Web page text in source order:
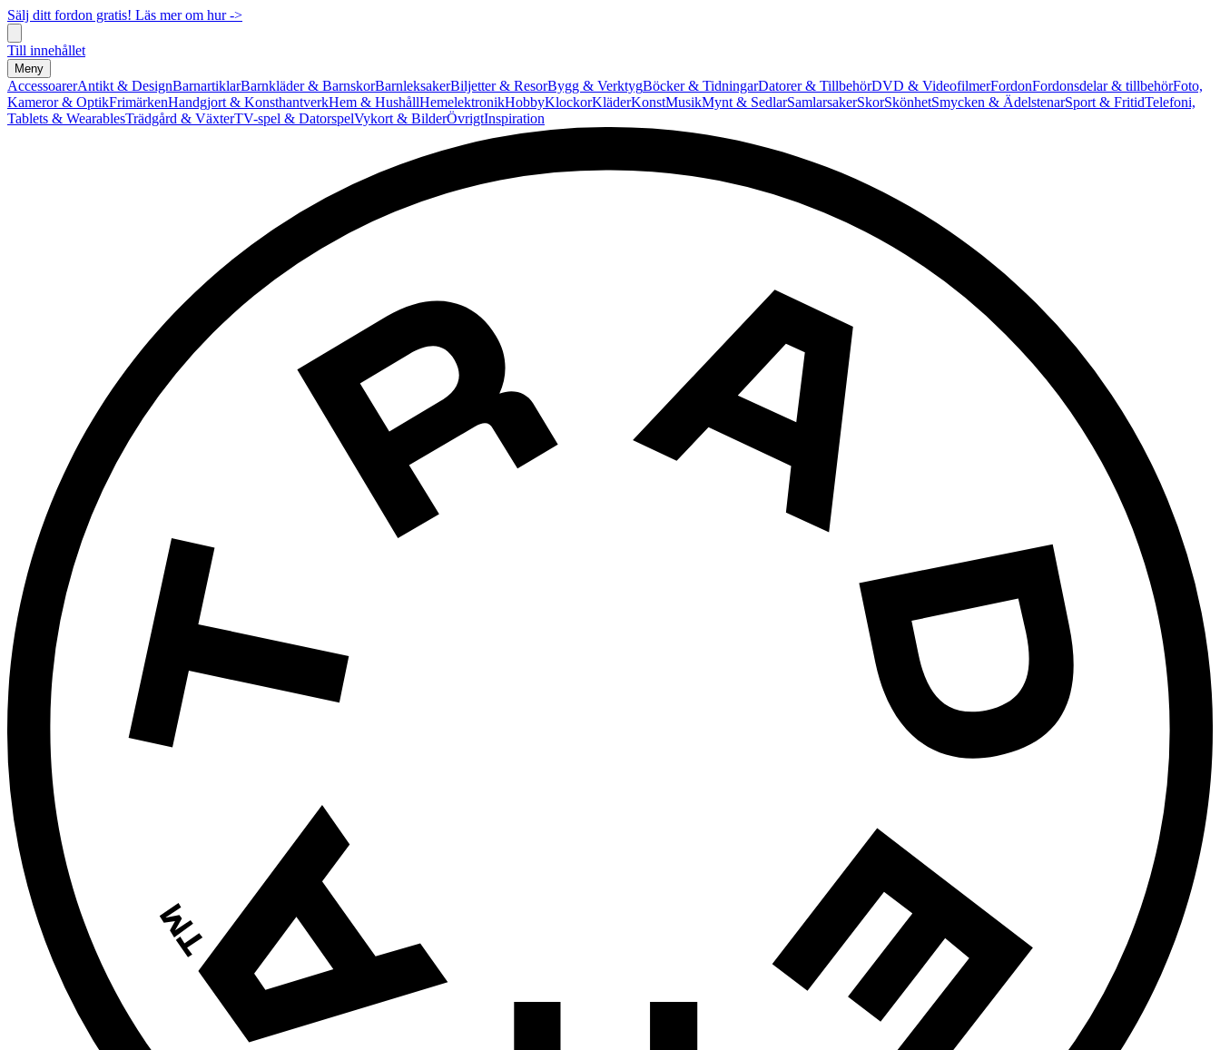
Sälj ditt fordon gratis! Läs mer om hur ->
Till innehållet
Meny
AccessoarerAntikt & DesignBarnartiklarBarnkläder & BarnskorBarnleksakerBiljetter & ResorBygg & VerktygBöcker & TidningarDatorer & TillbehörDVD & VideofilmerFordonFordonsdelar & tillbehörFoto,
Kameror & OptikFrimärkenHandgjort & KonsthantverkHem & HushållHemelektronikHobbyKlockorKläderKonstMusikMynt & SedlarSamlarsakerSkorSkönhetSmycken & ÄdelstenarSport & FritidTelefoni,
Tablets & WearablesTrädgård & VäxterTV-spel & DatorspelVykort & BilderÖvrigtInspiration